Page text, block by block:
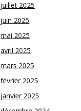
juillet 2025
juin 2025
mai 2025
avril 2025
mars 2025
février 2025
janvier 2025